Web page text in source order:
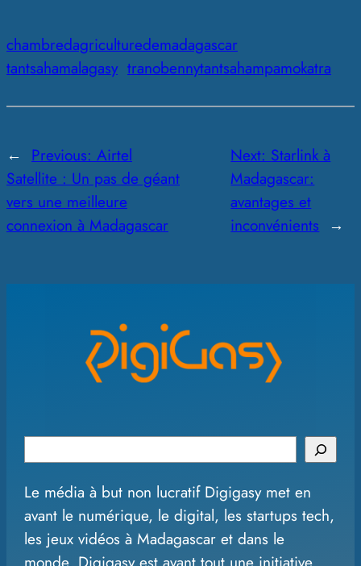
chambredagriculturedemadagascar
tantsahamalagasy tranobennytantsahampamokatra
← Previous: Airtel
Satellite : Un pas de géant
vers une meilleure
connexion à Madagascar
Next: Starlink à
Madagascar:
avantages et
inconvénients →
e
a
r
c
Le média à but non lucratif Digigasy met en
avant le numérique, le digital, les startups tech,
les jeux vidéos à Madagascar et dans le